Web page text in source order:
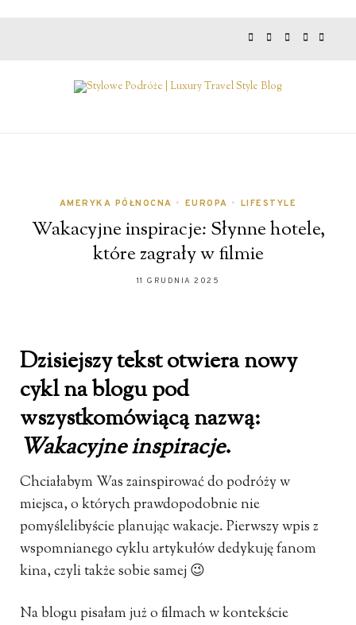
AMERYKA PÓŁNOCNA • EUROPA • LIFESTYLE
Wakacyjne inspiracje: Słynne hotele,
które zagrały w filmie
11 GRUDNIA 2025
Dzisiejszy tekst otwiera nowy
cykl na blogu pod
wszystkomówiącą nazwą:
Wakacyjne inspiracje.
Chciałabym Was zainspirować do podróży w
miejsca, o których prawdopodobnie nie
pomyślelibyście planując wakacje. Pierwszy wpis z
wspomnianego cyklu artykułów dedykuję fanom
kina, czyli także sobie samej 😉
Na blogu pisałam już o filmach w kontekście